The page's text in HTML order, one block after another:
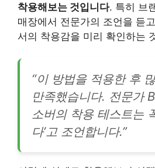
착용해보는 것입니다. 특히 브
매장에서 전문가의 조언을 듣
서의 착용감을 미리 확인하는
“이 방법을 적용한 후
만족했습니다. 전문가
소버의 착용 테스트는
다’고 조언합니다.”